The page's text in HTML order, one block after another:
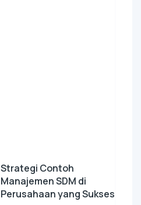
Strategi Contoh
Manajemen SDM di
Perusahaan yang Sukses